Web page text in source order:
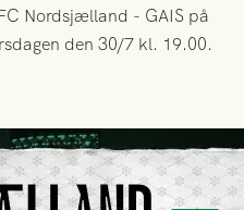
Nordsjælland - GAIS på
den 30/7 kl. 19.00.